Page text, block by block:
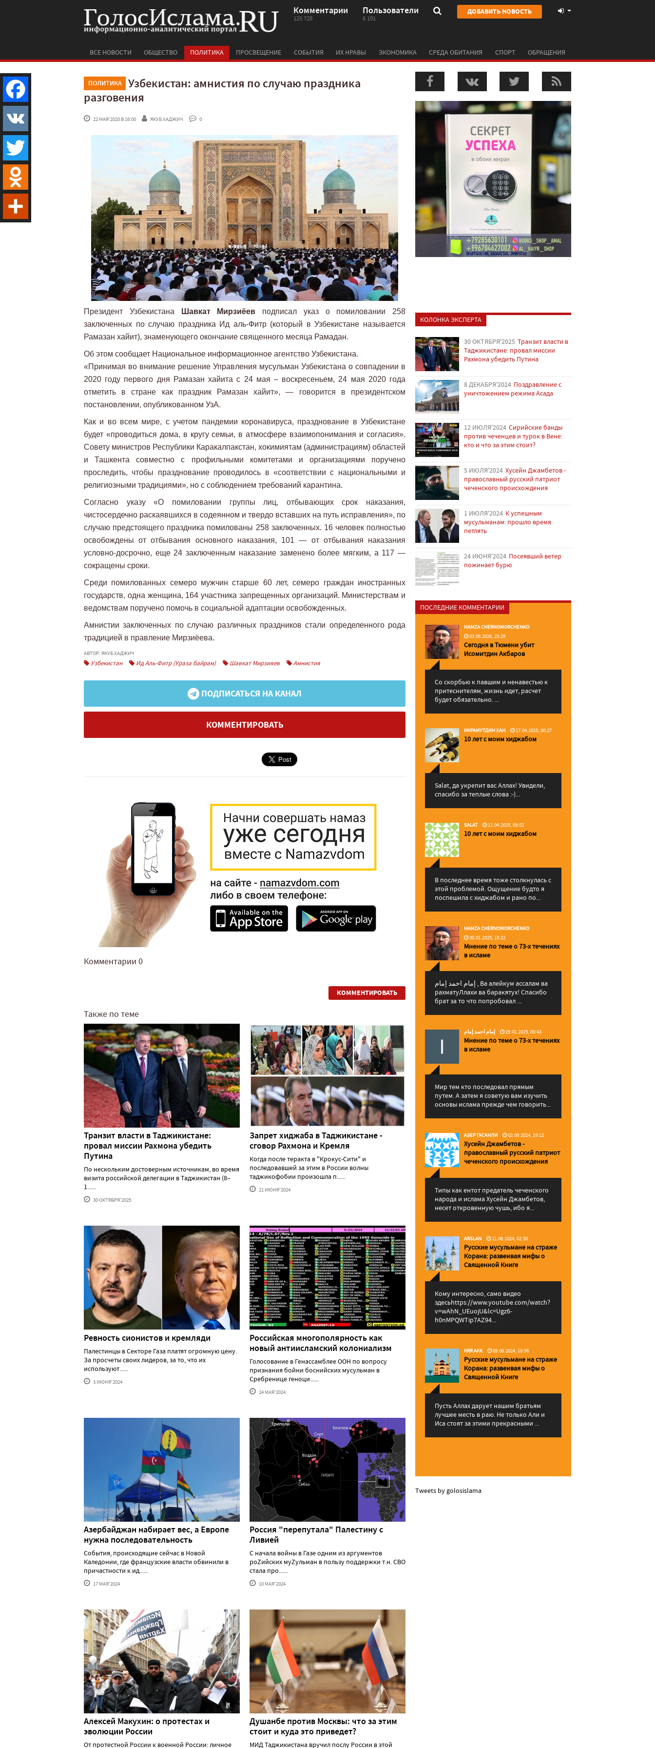
Комментарии
125 728
Пользователи
6 191
ДОБАВИТЬ НОВОСТЬ
ВСЕ НОВОСТИ ОБЩЕСТВО ПОЛИТИКА ПРОСВЕЩЕНИЕ СОБЫТИЯ ИХ НРАВЫ ЭКОНОМИКА СРЕДА ОБИТАНИЯ СПОРТ ОБРАЩЕНИЯ
ПОЛИТИКА
Узбекистан: амнистия по случаю праздника
разговения
22 МАЯ'2020 В 16:00 ЯКУБ ХАДЖИЧ 0
Президент Узбекистана Шавкат Мирзиёев подписал указ о помиловании 258
заключенных по случаю праздника Ид аль-Фитр (который в Узбекистане называется
Рамазан хайит), знаменующего окончание священного месяца Рамадан.
Об этом сообщает Национальное информационное агентство Узбекистана.
«Принимая во внимание решение Управления мусульман Узбекистана о совпадении в
2020 году первого дня Рамазан хайита с 24 мая – воскресеньем, 24 мая 2020 года
отметить в стране как праздник Рамазан хайит», — говорится в президентском
постановлении, опубликованном УзА.
Как и во всем мире, с учетом пандемии коронавируса, празднование в Узбекистане
будет «проводиться дома, в кругу семьи, в атмосфере взаимопонимания и согласия».
Совету министров Республики Каракалпакстан, хокимиятам (администрациям) областей
и Ташкента совместно с профильными комитетами и организациями поручено
проследить, чтобы празднование проводилось в «соответствии с национальными и
религиозными традициями», но с соблюдением требований карантина.
Согласно указу «О помиловании группы лиц, отбывающих срок наказания,
чистосердечно раскаявшихся в содеянном и твердо вставших на путь исправления», по
случаю предстоящего праздника помилованы 258 заключенных. 16 человек полностью
освобождены от отбывания основного наказания, 101 — от отбывания наказания
условно-досрочно, еще 24 заключенным наказание заменено более мягким, а 117 —
сокращены сроки.
Среди помилованных семеро мужчин старше 60 лет, семеро граждан иностранных
государств, одна женщина, 164 участника запрещенных организаций. Министерствам и
ведомствам поручено помочь в социальной адаптации освобожденных.
Амнистии заключенных по случаю различных праздников стали определенного рода
традицией в правление Мирзиёева.
АВТОР: ЯКУБ ХАДЖИЧ
Узбекистан Ид Аль-Фитр (Ураза байрам) Шавкат Мирзияев Амнистия
ПОДПИСАТЬСЯ НА КАНАЛ
КОММЕНТИРОВАТЬ
Комментарии 0
КОММЕНТИРОВАТЬ
Также по теме
Транзит власти в Таджикистане:
провал миссии Рахмона убедить
Путина
По нескольким достоверным источникам, во время
визита российской делегации в Таджикистан (8–
1......
30 ОКТЯБРЯ'2025
Запрет хиджаба в Таджикистане -
сговор Рахмона и Кремля
Когда после теракта в "Крокус-Сити" и
последовавшей за этим в России волны
таджикофобии произошла п......
21 ИЮНЯ'2024
Ревность сионистов и кремляди
Палестинцы в Секторе Газа платят огромную цену.
За просчеты своих лидеров, за то, что их
используют......
3 ИЮНЯ'2024
Российская многополярность как
новый антиисламский колониализм
Голосование в Генассамблее ООН по вопросу
признания бойни боснийских мусульман в
Сребренице геноци......
24 МАЯ'2024
Азербайджан набирает вес, а Европе
нужна последовательность
События, происходящие сейчас в Новой
Каледонии, где французские власти обвинили в
причастности к ид......
17 МАЯ'2024
Россия "перепутала" Палестину с
Ливией
С начала войны в Газе одним из аргументов
роZийских муZульман в пользу поддержки т.н. СВО
стала про......
10 МАЯ'2024
Алексей Макуxин: о протестаx и
эволюции России
От протестной России к военной России: личное
Душанбе против Москвы: что за этим
стоит и куда это приведет?
МИД Таджикистана вручил послу России в этой
КОЛОНКА ЭКСПЕРТА
30 ОКТЯБРЯ'2025 Транзит власти в
Таджикистане: провал миссии
Рахмона убедить Путина
8 ДЕКАБРЯ'2024 Поздравление с
уничтожением режима Асада
12 ИЮЛЯ'2024 Сирийские банды
против чеченцев и турок в Вене:
кто и что за этим стоит?
5 ИЮЛЯ'2024 Хусейн Джамбетов -
православный русский патриот
чеченского происхождения
1 ИЮЛЯ'2024 К успешным
мусульманам: прошло время
петлять
24 ИЮНЯ'2024 Посеявший ветер
пожинает бурю
ПОСЛЕДНИЕ КОММЕНТАРИИ
HAMZA CHERNOMORCHENKO
03.06.2026, 23:29
Сегодня в Тюмени убит
Исомитдин Акбаров
Со скорбью к павшим и ненавестью к
притеснителям, жизнь идет, расчет
будет обязательно. ...
ИКРАМУТДИН ХАН 17.04.2025, 00:27
10 лет с моим хиджабом
Salat, да укрепит вас Аллаx! Увидели,
спасибо за теплые слова :-)...
SALAT 11.04.2025, 09:02
10 лет с моим хиджабом
В последнее время тоже столкнулась с
этой проблемой. Ощущение будто я
поспешила с хиджабом и рано по...
HAMZA CHERNOMORCHENKO
30.01.2025, 15:22
Мнение по теме о 73-х течениях
в исламе
إمام احمد إمام , Ва алейкум ассалам ва
рахматуЛлахи ва баракятух! Спасибо
брат за то что попробовал ...
إمام احمد إمام 29.01.2025, 00:43
Мнение по теме о 73-х течениях
в исламе
Мир тем кто последовал прямым
путем. А затем я советую вам изучить
основы ислама прежде чем говорить...
АЗЕР ГАСАНЛИ 02.09.2024, 19:12
Хусейн Джамбетов -
православный русский патриот
чеченского происхождения
Типы как ентот предатель чеченского
народа и ислама Хусейн Джамбетов,
несет откровенную чушь, ибо я...
ARSLAN 11.06.2024, 02:50
Русские мусульмане на страже
Корана: pазвеивая мифы о
Священной Книге
Кому интересно, само видео
здесьhttps://www.youtube.com/watch?
v=wAhN_UEuojU&lc=Ugz6-
h0nMPQWTip7AZ94...
KRR AKK 09.06.2024, 18:56
Русские мусульмане на страже
Корана: pазвеивая мифы о
Священной Книге
Пусть Аллах дарует нашим братьям
лучшее месть в раю. Не только Али и
Иса стоят за этими прекрасными ...
Tweets by golosislama
Facebook
VK
Twitter
Odnoklassniki